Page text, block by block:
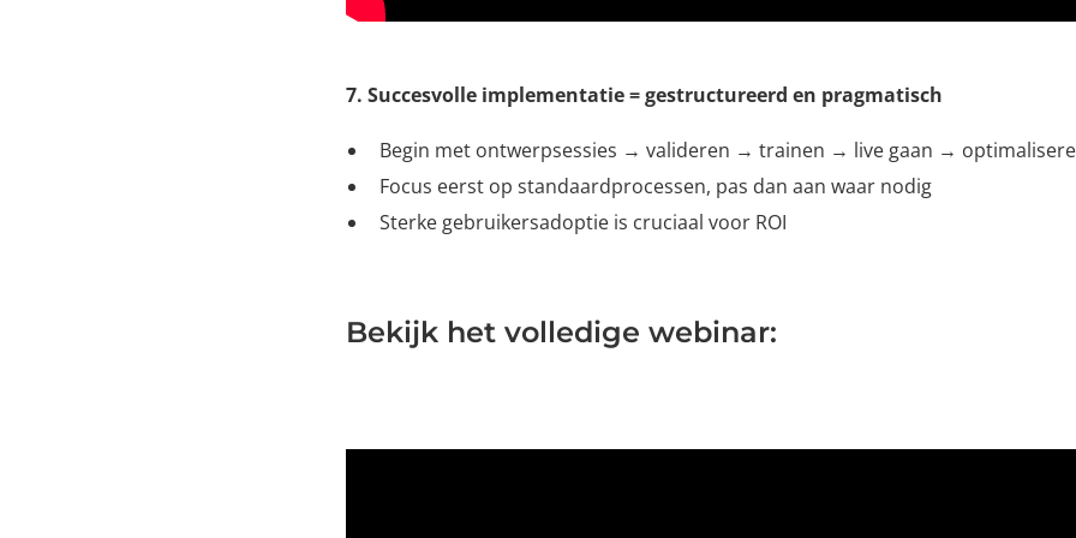
7. Succesvolle implementatie = gestructureerd en pragmatisch
Begin met ontwerpsessies → valideren → trainen → live gaan →
Focus eerst op standaardprocessen, pas dan aan waar nodig
Sterke gebruikersadoptie is cruciaal voor ROI
Bekijk het volledige webinar: